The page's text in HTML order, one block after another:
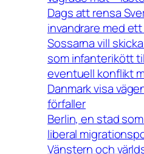
Dags att rensa
invandrare med
Sossarna vill
som infanterikött
eventuell konflikt
Danmark visa
förfaller
Berlin, en stad
liberal
Vänstern och